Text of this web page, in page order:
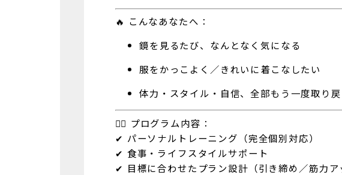
🔥 こんなあなたへ：
鏡を見るたび、なんとなく気になる
服をかっこよく／きれいに着こなしたい
体力・スタイル・自信、全部もう一度取り
🏋️‍♀️ プログラム内容：
✔ パーソナルトレーニング（完全個別対応）
✔ 食事・ライフスタイルサポート
✔ 目標に合わせたプラン設計（引き締め／筋力ア